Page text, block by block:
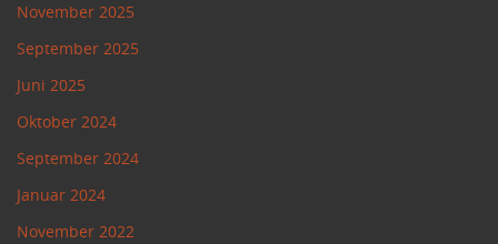
November 2025
September 2025
Juni 2025
Oktober 2024
September 2024
Januar 2024
November 2022